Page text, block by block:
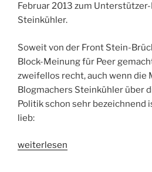
Februar 2013 zum
Steinkühler.
Soweit von der Front Stein-
Block-Meinung für Peer
zweifellos recht, auch wenn die
Blogmachers Steinkühler über
Politik schon sehr bezeichnend
lieb:
„Au
weiterlesen